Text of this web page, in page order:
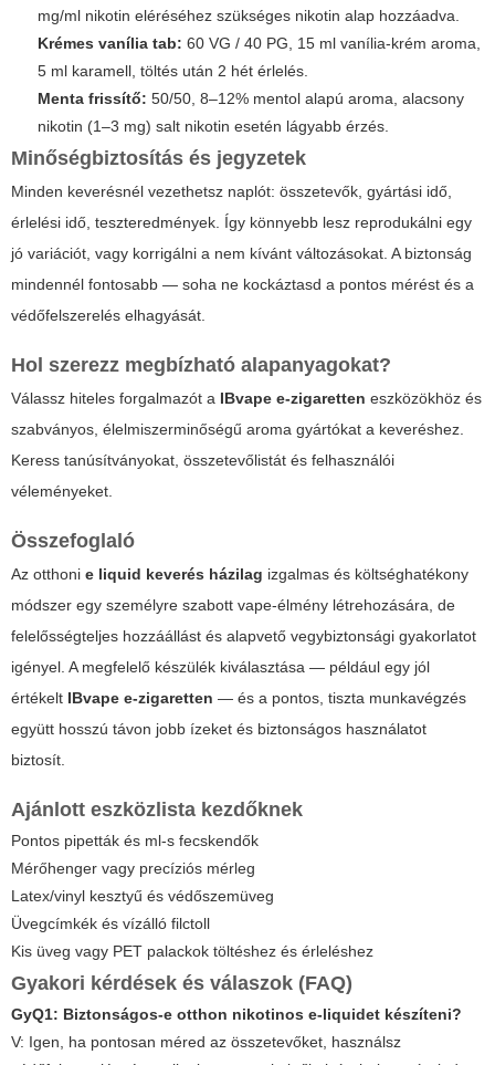
mg/ml nikotin eléréséhez szükséges nikotin alap hozzáadva.
Krémes vanília tab: 60 VG / 40 PG, 15 ml vanília-krém aroma,
5 ml karamell, töltés után 2 hét érlelés.
Menta frissítő: 50/50, 8–12% mentol alapú aroma, alacsony
nikotin (1–3 mg) salt nikotin esetén lágyabb érzés.
Minőségbiztosítás és jegyzetek
Minden keverésnél vezethetsz naplót: összetevők, gyártási idő,
érlelési idő, teszteredmények. Így könnyebb lesz reprodukálni egy
jó variációt, vagy korrigálni a nem kívánt változásokat. A biztonság
mindennél fontosabb — soha ne kockáztasd a pontos mérést és a
védőfelszerelés elhagyását.
Hol szerezz megbízható alapanyagokat?
Válassz hiteles forgalmazót a IBvape e-zigaretten eszközökhöz és
szabványos, élelmiszerminőségű aroma gyártókat a keveréshez.
Keress tanúsítványokat, összetevőlistát és felhasználói
véleményeket.
Összefoglaló
Az otthoni e liquid keverés házilag izgalmas és költséghatékony
módszer egy személyre szabott vape-élmény létrehozására, de
felelősségteljes hozzáállást és alapvető vegybiztonsági gyakorlatot
igényel. A megfelelő készülék kiválasztása — például egy jól
értékelt IBvape e-zigaretten — és a pontos, tiszta munkavégzés
együtt hosszú távon jobb ízeket és biztonságos használatot
biztosít.
Ajánlott eszközlista kezdőknek
Pontos pipetták és ml-s fecskendők
Mérőhenger vagy precíziós mérleg
Latex/vinyl kesztyű és védőszemüveg
Üvegcímkék és vízálló filctoll
Kis üveg vagy PET palackok töltéshez és érleléshez
Gyakori kérdések és válaszok (FAQ)
GyQ1: Biztonságos-e otthon nikotinos e-liquidet készíteni?
V: Igen, ha pontosan méred az összetevőket, használsz